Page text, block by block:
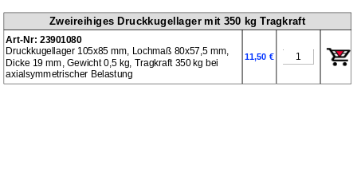
Zweireihiges Druckkugellager mit 350 kg Tragkraft
Art-Nr: 23901080
Druckkugellager 105x85 mm, Lochmaß 80x57,5 mm,
Dicke 19 mm, Gewicht 0,5 kg, Tragkraft 350 kg bei
axial­sym­me­tri­scher Belastung
11,50 €